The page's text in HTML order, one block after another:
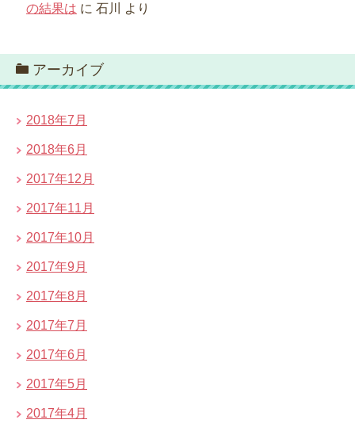
の結果は に 石川 より
アーカイブ
2018年7月
2018年6月
2017年12月
2017年11月
2017年10月
2017年9月
2017年8月
2017年7月
2017年6月
2017年5月
2017年4月